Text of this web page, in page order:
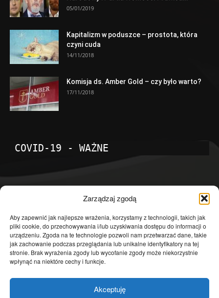
Zarządzaj zgodą
Aby zapewnić jak najlepsze wrażenia, korzystamy z technologii, takich jak
pliki cookie, do przechowywania i/lub uzyskiwania dostępu do informacji o
urządzeniu. Zgoda na te technologie pozwoli nam przetwarzać dane, takie
jak zachowanie podczas przeglądania lub unikalne identyfikatory na tej
stronie. Brak wyrażenia zgody lub wycofanie zgody może niekorzystnie
wpłynąć na niektóre cechy i funkcje.
Akceptuję
05/01/2019
Kapitalizm w poduszce – prostota, która
czyni cuda
14/11/2018
Komisja ds. Amber Gold – czy było warto?
17/11/2018
COVID-19 - WAŻNE
Temat dnia
4601
Publicystyka
4363
Polityka
3639
Polska
Społeczeństwo
2823